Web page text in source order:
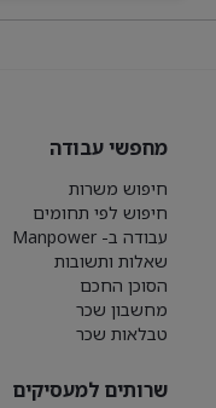
מחפשי עבודה
חיפוש משרות
חיפוש לפי תחומים
עבודה ב- Manpower
שאלות ותשובות
הסוכן החכם
מחשבון שכר
טבלאות שכר
שרותים למעסיקים